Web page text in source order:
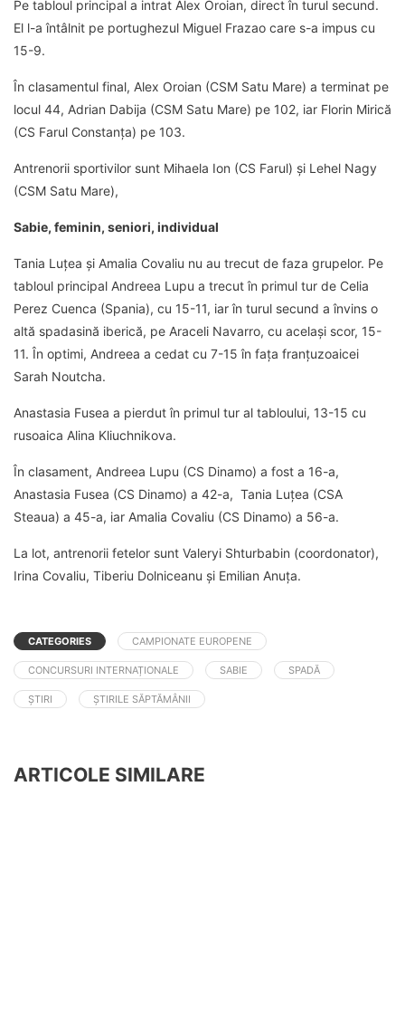
Pe tabloul principal a intrat Alex Oroian, direct în turul secund.
El l-a întâlnit pe portughezul Miguel Frazao care s-a impus cu
15-9.
În clasamentul final, Alex Oroian (CSM Satu Mare) a terminat pe
locul 44, Adrian Dabija (CSM Satu Mare) pe 102, iar Florin Mirică
(CS Farul Constanța) pe 103.
Antrenorii sportivilor sunt Mihaela Ion (CS Farul) și Lehel Nagy
(CSM Satu Mare),
Sabie, feminin, seniori, individual
Tania Luțea și Amalia Covaliu nu au trecut de faza grupelor. Pe
tabloul principal Andreea Lupu a trecut în primul tur de Celia
Perez Cuenca (Spania), cu 15-11, iar în turul secund a învins o
altă spadasină iberică, pe Araceli Navarro, cu același scor, 15-
11. În optimi, Andreea a cedat cu 7-15 în fața franțuzoaicei
Sarah Noutcha.
Anastasia Fusea a pierdut în primul tur al tabloului, 13-15 cu
rusoaica Alina Kliuchnikova.
În clasament, Andreea Lupu (CS Dinamo) a fost a 16-a,
Anastasia Fusea (CS Dinamo) a 42-a, Tania Luțea (CSA
Steaua) a 45-a, iar Amalia Covaliu (CS Dinamo) a 56-a.
La lot, antrenorii fetelor sunt Valeryi Shturbabin (coordonator),
Irina Covaliu, Tiberiu Dolniceanu și Emilian Anuța.
CATEGORIES CAMPIONATE EUROPENE
CONCURSURI INTERNAȚIONALE SABIE SPADĂ
ȘTIRI ȘTIRILE SĂPTĂMÂNII
ARTICOLE SIMILARE